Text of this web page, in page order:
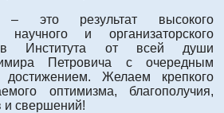
– это результат высокого
научного и организаторского
Института от всей души
Петровича с очередным
достижением. Желаем крепкого
оптимизма, благополучия,
и свершений!